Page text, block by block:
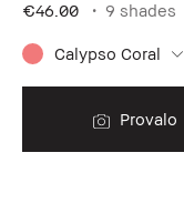
€46.00 9 shades
Calypso Coral
Provalo